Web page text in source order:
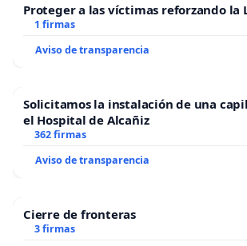
Proteger a las víctimas reforzando la
1 firmas
Aviso de transparencia
Solicitamos la instalación de una
el Hospital de Alcañiz
362 firmas
Aviso de transparencia
Cierre de fronteras
3 firmas